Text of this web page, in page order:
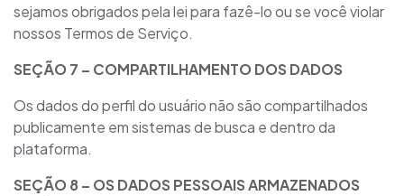
sejamos obrigados pela lei para fazê-lo ou se você violar
nossos Termos de Serviço.
SEÇÃO 7 – COMPARTILHAMENTO DOS DADOS
Os dados do perfil do usuário não são compartilhados
publicamente em sistemas de busca e dentro da
plataforma.
SEÇÃO 8 – OS DADOS PESSOAIS ARMAZENADOS